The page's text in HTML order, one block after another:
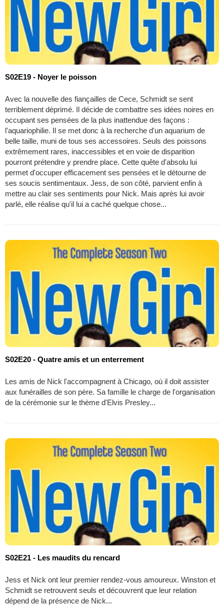
S02E19 - Noyer le poisson
Avec la nouvelle des fiançailles de Cece, Schmidt se sent
terriblement déprimé. Il décide de combattre ses idées noires en
occupant ses pensées de la plus inattendue des façons :
l'aquariophilie. Il se met donc à la recherche d'un aquarium de
belle taille, muni de tous ses accessoires. Seuls des poissons
extrêmement rares, inaccessibles et en voie de disparition
pourront prétendre y prendre place. Cette quête d'absolu lui
permet d'occuper efficacement ses pensées et le détourne de
ses soucis sentimentaux. Jess, de son côté, parvient enfin à
mettre au clair ses sentiments pour Nick. Mais après lui avoir
parlé, elle réalise qu'il lui a caché quelque chose...
S02E20 - Quatre amis et un enterrement
Les amis de Nick l'accompagnent à Chicago, où il doit assister
aux funérailles de son père. Sa famille le charge de l'organisation
de la cérémonie sur le thème d'Elvis Presley...
S02E21 - Les maudits du rencard
Jess et Nick ont leur premier rendez-vous amoureux. Winston et
Schmidt se retrouvent seuls et découvrent que leur relation
dépend de la présence de Nick...